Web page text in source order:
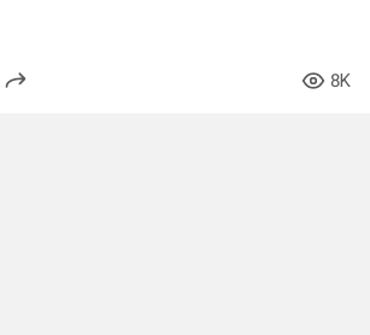
8K